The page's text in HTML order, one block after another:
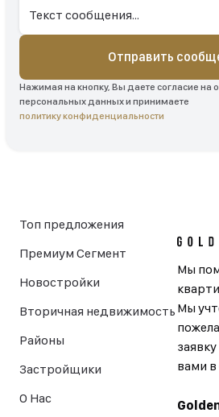
Отправить
Нажимая на кнопку, Вы даете согласие на
персональных данных и принимаете
политику конфиденциальности
Мы
Мы
вами
Топ предложения
Премиум Сегмент
Новостройки
Вторичная недвижимость
Районы
Застройщики
О Нас